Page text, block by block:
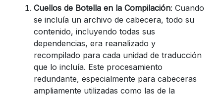
Cuellos de Botella en la Compilación: Cuando
se incluía un archivo de cabecera, todo su
contenido, incluyendo todas sus
dependencias, era reanalizado y
recompilado para cada unidad de traducción
que lo incluía. Este procesamiento
redundante, especialmente para cabeceras
ampliamente utilizadas como las de la